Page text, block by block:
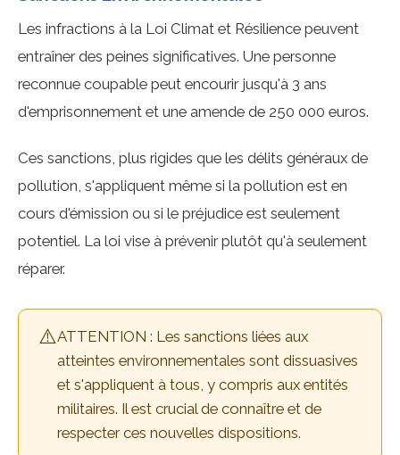
Les infractions à la Loi Climat et Résilience peuvent
entraîner des peines significatives. Une personne
reconnue coupable peut encourir jusqu'à 3 ans
d'emprisonnement et une amende de 250 000 euros.
Ces sanctions, plus rigides que les délits généraux de
pollution, s'appliquent même si la pollution est en
cours d'émission ou si le préjudice est seulement
potentiel. La loi vise à prévenir plutôt qu'à seulement
réparer.
⚠️ATTENTION : Les sanctions liées aux
atteintes environnementales sont dissuasives
et s'appliquent à tous, y compris aux entités
militaires. Il est crucial de connaître et de
respecter ces nouvelles dispositions.